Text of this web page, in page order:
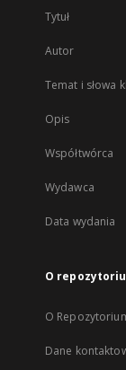
Tytuł
Autor
Temat i słowa
Opis
Współtwórca
Wydawca
Data wydania
O
O
Dane